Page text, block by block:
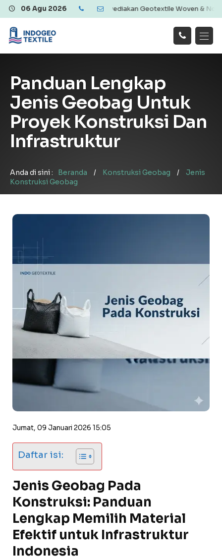
06 Agu 2026
Ekonomis | Menyediakan Geotextile Woven & Non Woven,
Tentang Kami
Galeri
Layanan
Hubungi
Panduan Lengkap
Jenis Geobag Untuk
Proyek Konstruksi Dan
Infrastruktur
Anda di sini : Beranda / Konstruksi Geobag /
Jenis
Konstruksi Geobag
Jumat, 09 Januari 2026 15:05
Daftar isi:
Jenis Geobag Pada
Konstruksi: Panduan
Lengkap Memilih Material
Efektif untuk Infrastruktur
Indonesia